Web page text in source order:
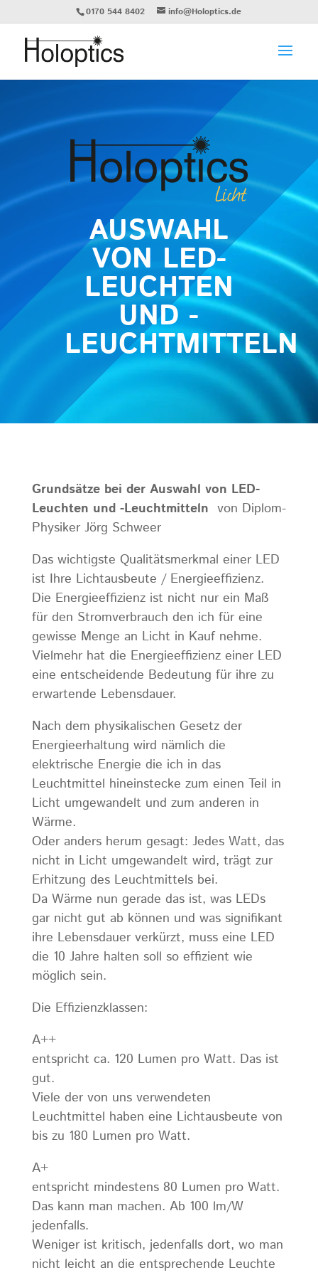
0170 544 8402 info@Holoptics.de
AUSWAHL
VON LED-
LEUCHTEN
UND -
LEUCHTMITTELN
Grundsätze bei der Auswahl von LED-
Leuchten und -Leuchtmitteln von Diplom-
Physiker Jörg Schweer
Das wichtigste Qualitätsmerkmal einer LED
ist Ihre Lichtausbeute / Energieeffizienz.
Die Energieeffizienz ist nicht nur ein Maß
für den Stromverbrauch den ich für eine
gewisse Menge an Licht in Kauf nehme.
Vielmehr hat die Energieeffizienz einer LED
eine entscheidende Bedeutung für ihre zu
erwartende Lebensdauer.
Nach dem physikalischen Gesetz der
Energieerhaltung wird nämlich die
elektrische Energie die ich in das
Leuchtmittel hineinstecke zum einen Teil in
Licht umgewandelt und zum anderen in
Wärme.
Oder anders herum gesagt: Jedes Watt, das
nicht in Licht umgewandelt wird, trägt zur
Erhitzung des Leuchtmittels bei.
Da Wärme nun gerade das ist, was LEDs
gar nicht gut ab können und was signifikant
ihre Lebensdauer verkürzt, muss eine LED
die 10 Jahre halten soll so effizient wie
möglich sein.
Die Effizienzklassen:
A++
entspricht ca. 120 Lumen pro Watt. Das ist
gut.
Viele der von uns verwendeten
Leuchtmittel haben eine Lichtausbeute von
bis zu 180 Lumen pro Watt.
A+
entspricht mindestens 80 Lumen pro Watt.
Das kann man machen. Ab 100 lm/W
jedenfalls.
Weniger ist kritisch, jedenfalls dort, wo man
nicht leicht an die entsprechende Leuchte